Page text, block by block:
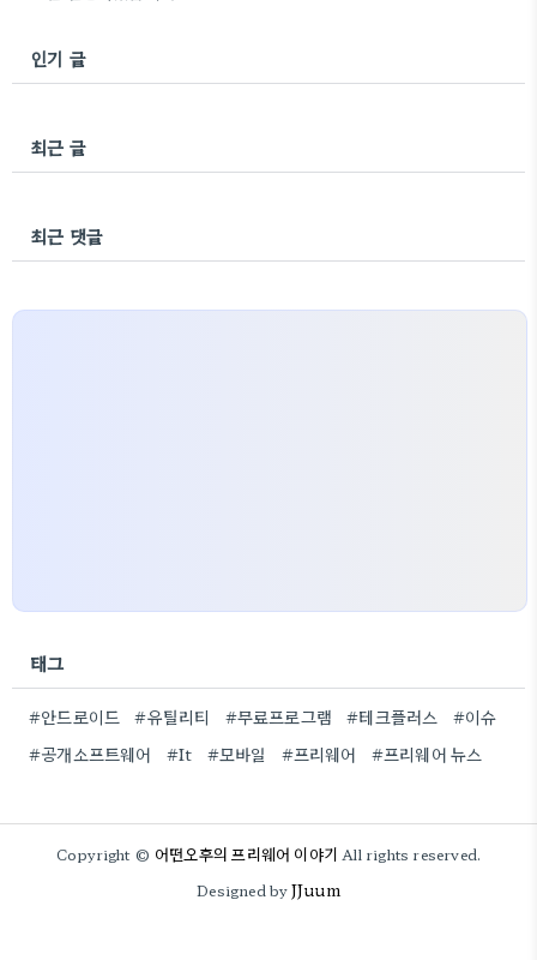
인기 글
최근 글
최근 댓글
태그
#안드로이드 #유틸리티 #무료프로그램 #테크플러스
#이슈
#공개소프트웨어
#It #모바일 #프리웨어 #프리웨어 뉴스
Copyright © 어떤오후의 프리웨어 이야기 All rights reserved.
Designed byJJuum